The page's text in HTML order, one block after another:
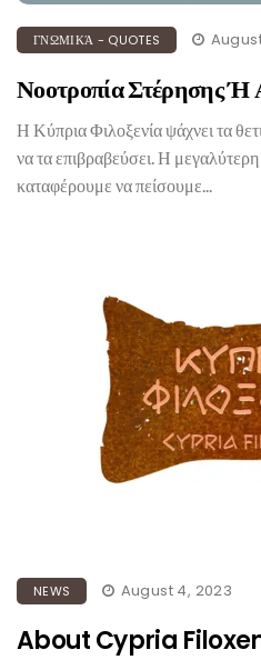
ΓΝΩΜΙΚΆ - QUOTES
Νοοτροπία Στέρησης Ή
Η Κύπρια Φιλοξενία ψάχνει τα
να τα επιβραβεύσει. Η
καταφέρουμε να πείσουμε...
NEWS August 4, 2023
About Cypria